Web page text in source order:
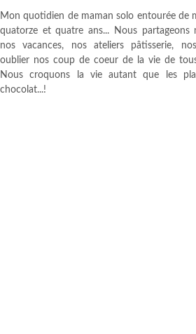
Mon quotidien de maman solo entourée de
quatorze et quatre ans... Nous partageons
nos vacances, nos ateliers pâtisserie,
oublier nos coup de coeur de la vie de
Nous croquons la vie autant que les
chocolat...!